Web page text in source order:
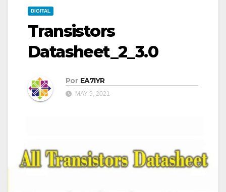
DIGITAL
Transistors
Datasheet_2_3.0
Por EA7IYR
MAY 9, 2021